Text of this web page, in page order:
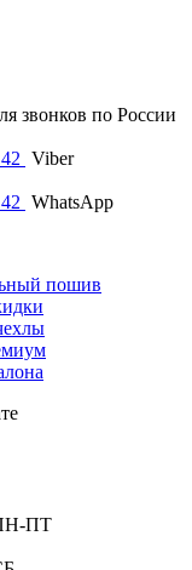
звонков по России
Viber
WhatsApp
пошив
ПТ